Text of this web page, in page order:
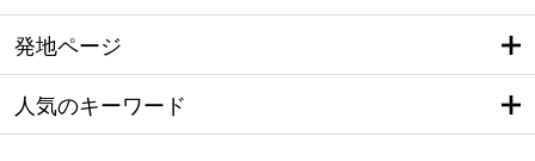
発地ページ
人気のキーワード